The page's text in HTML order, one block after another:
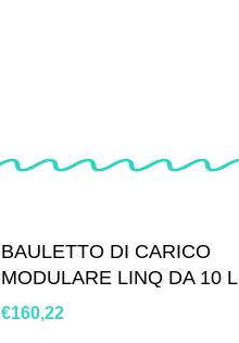
BAULETTO DI CARICO
MODULARE LINQ DA 10 L
€160,22